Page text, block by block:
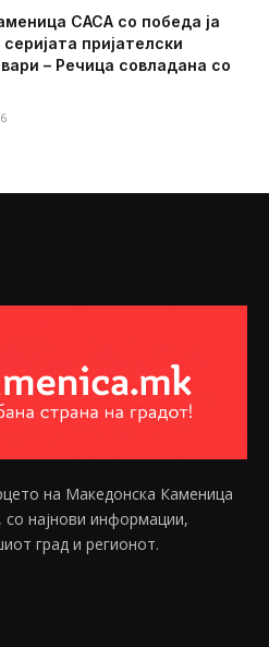
САСА со победа ја
пријателски
– Речица совладана со
на Македонска Каменица
со најнови информации,
град и регионот.